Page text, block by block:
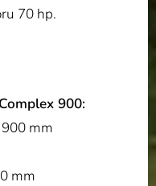
70 hp.
900:
mm
mm